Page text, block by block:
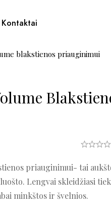
Kontaktai
blakstienos priauginimui
priauginimui- tai
Lengvai skleidžiasi
minkštos ir švelnios.